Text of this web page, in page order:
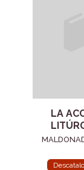
LA